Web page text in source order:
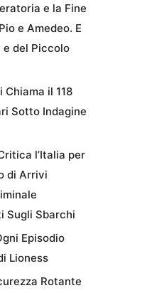
e la Fine
e Amedeo. E
e del Piccolo
Chiama il 118
Sotto Indagine
l’Italia per
di Arrivi
Sugli Sbarchi
Episodio
Lioness
Rotante